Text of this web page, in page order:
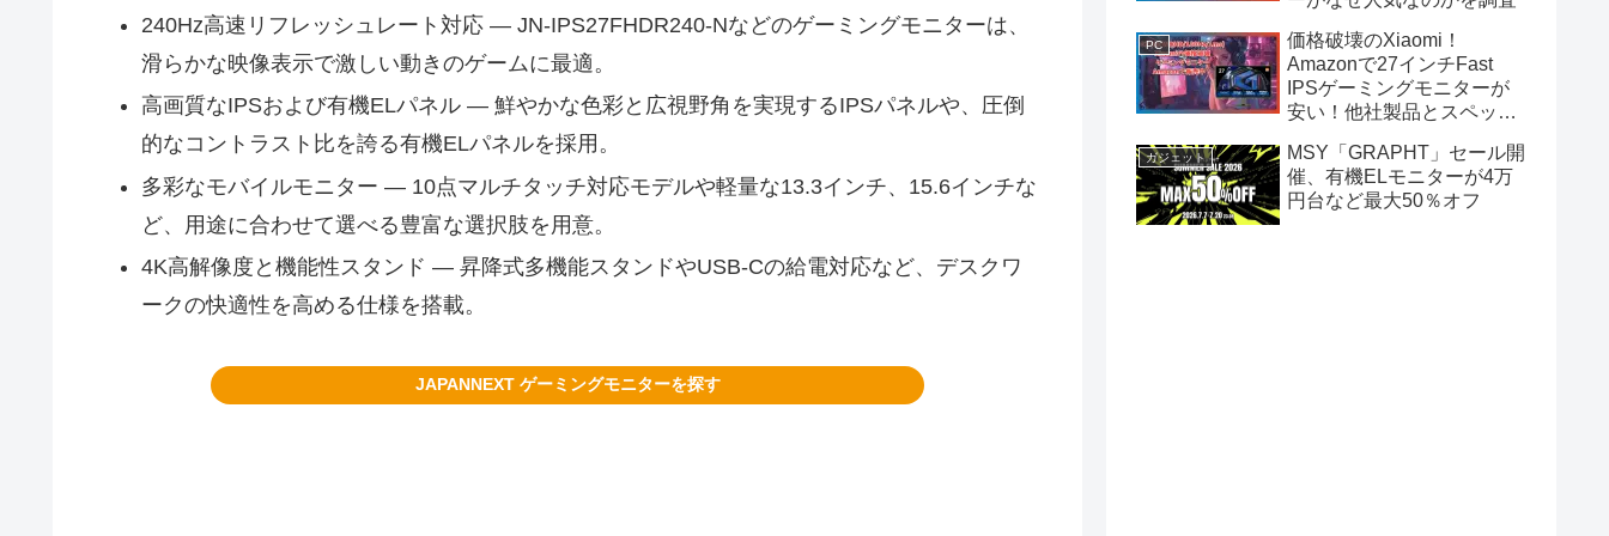
240Hz高速リフレッシュレート対応 — JN-IPS27FHDR240-Nなどのゲーミングモニターは、
滑らかな映像表示で激しい動きのゲームに最適。
高画質なIPSおよび有機ELパネル — 鮮やかな色彩と広視野角を実現するIPSパネルや、圧倒
的なコントラスト比を誇る有機ELパネルを採用。
多彩なモバイルモニター — 10点マルチタッチ対応モデルや軽量な13.3インチ、15.6インチな
ど、用途に合わせて選べる豊富な選択肢を用意。
4K高解像度と機能性スタンド — 昇降式多機能スタンドやUSB-Cの給電対応など、デスクワ
ークの快適性を高める仕様を搭載。
JAPANNEXT ゲーミングモニターを探す
PC
価格破壊のXiaomi！
Amazonで27インチFast
IPSゲーミングモニターが
安い！他社製品とスペック
ガジェット
MSY「GRAPHT」セール開
催、有機ELモニターが4万
円台など最大50％オフ